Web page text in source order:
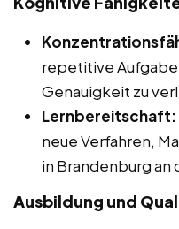
repetitive
Genauigkeit zu
Lernbereitschaft:
neue Verfahren,
in Brandenburg an
Ausbildung und